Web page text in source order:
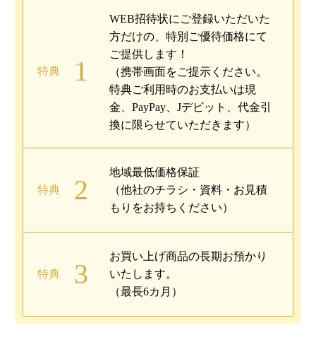
特典 1
WEB招待状にご登録いただいた
方だけの、特別ご優待価格にて
ご提供します！
（携帯画面をご提示ください。
特典ご利用時のお支払いは現
金、PayPay、Jデビット、代金引
換に限らせていただきます）
特典 2
地域最低価格保証
（他社のチラシ・資料・お見積
もりをお持ちください）
特典 3
お買い上げ商品の長期お預かり
いたします。
（最長6カ月）